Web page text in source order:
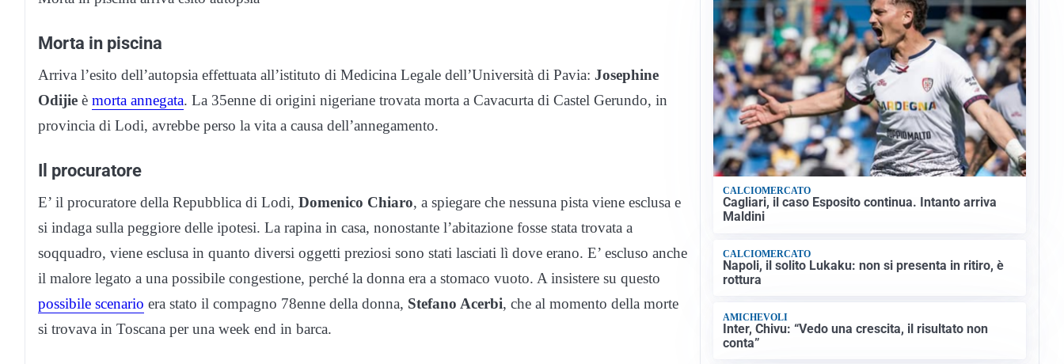
Morta in piscina
Arriva l’esito dell’autopsia effettuata all’istituto di Medicina Legale dell’Università di Pavia: Josephine
Odijie è morta annegata. La 35enne di origini nigeriane trovata morta a Cavacurta di Castel Gerundo, in
provincia di Lodi, avrebbe perso la vita a causa dell’annegamento.
Il procuratore
E’ il procuratore della Repubblica di Lodi, Domenico Chiaro, a spiegare che nessuna pista viene esclusa e
si indaga sulla peggiore delle ipotesi. La rapina in casa, nonostante l’abitazione fosse stata trovata a
soqquadro, viene esclusa in quanto diversi oggetti preziosi sono stati lasciati lì dove erano. E’ escluso anche
il malore legato a una possibile congestione, perché la donna era a stomaco vuoto. A insistere su questo
possibile scenario era stato il compagno 78enne della donna, Stefano Acerbi, che al momento della morte
si trovava in Toscana per una week end in barca.
CALCIOMERCATO
Cagliari, il caso Esposito continua. Intanto arriva
Maldini
CALCIOMERCATO
Napoli, il solito Lukaku: non si presenta in ritiro, è
rottura
AMICHEVOLI
Inter, Chivu: “Vedo una crescita, il risultato non
conta”